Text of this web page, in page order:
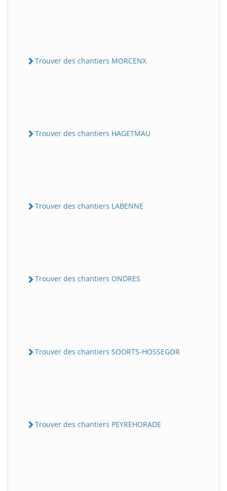
Trouver des chantiers MORCENX
Trouver des chantiers HAGETMAU
Trouver des chantiers LABENNE
Trouver des chantiers ONDRES
Trouver des chantiers SOORTS-HOSSEGOR
Trouver des chantiers PEYREHORADE